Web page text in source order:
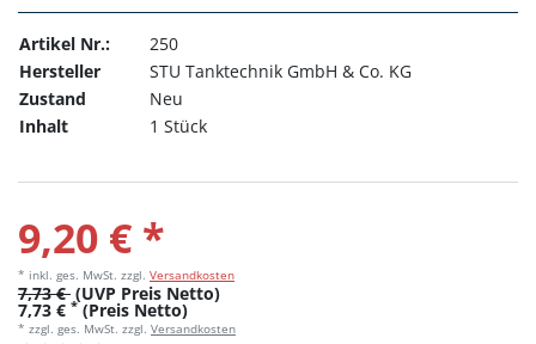
Artikel Nr.:
250
Hersteller
STU Tanktechnik GmbH & Co. KG
Zustand
Neu
Inhalt
1 Stück
9,20 € *
* inkl. ges. MwSt. zzgl. Versandkosten
7,73 € (UVP Preis Netto)
7,73 € * (Preis Netto)
* zzgl. ges. MwSt. zzgl. Versandkosten